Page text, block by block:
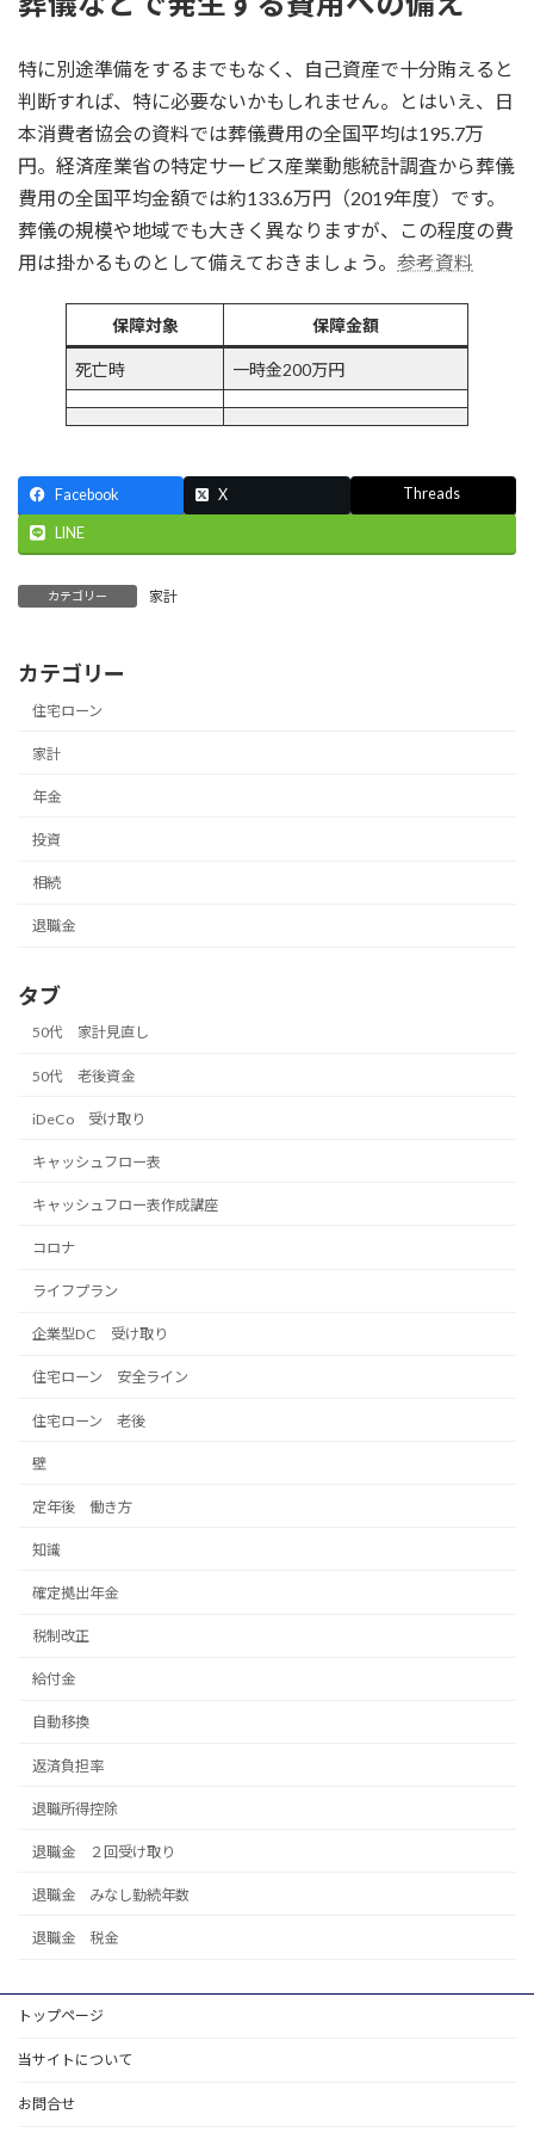
特に別途準備をするまでもなく、自己資産で十分賄えると
判断すれば、特に必要ないかもしれません。とはいえ、日
本消費者協会の資料では葬儀費用の全国平均は195.7万
円。経済産業省の特定サービス産業動態統計調査から葬儀
費用の全国平均金額では約133.6万円（2019年度）です。
葬儀の規模や地域でも大きく異なりますが、この程度の費
用は掛かるものとして備えておきましょう。 参考資料
保障対象 保障金額
死亡時 一時金200万円
Facebook X Threads
LINE
カテゴリー 家計
カテゴリー
住宅ローン
家計
年金
投資
相続
退職金
タブ
50代 家計見直し
50代 老後資金
iDeCo 受け取り
キャッシュフロー表
キャッシュフロー表作成講座
コロナ
ライフプラン
企業型DC 受け取り
住宅ローン 安全ライン
住宅ローン 老後
壁
定年後 働き方
知識
確定拠出年金
税制改正
給付金
自動移換
返済負担率
退職所得控除
退職金 ２回受け取り
退職金 みなし勤続年数
退職金 税金
トップページ
当サイトについて
お問合せ